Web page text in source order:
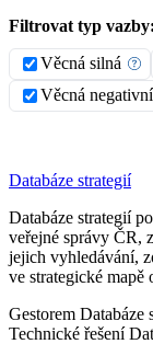
Filtrovat typ vazby:
Věcná silná
Věcná negativní
Databáze strategií
Databáze strategií
veřejné správy ČR,
jejich vyhledávání,
ve strategické mapě
Gestorem Databáze
Technické řešení